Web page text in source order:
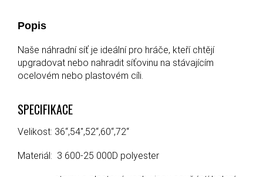
Popis
Naše náhradní síť je ideální pro hráče, kteří chtějí
upgradovat nebo nahradit síťovinu na stávajícím
ocelovém nebo plastovém cíli.
SPECIFIKACE
Velikost: 36“,54",52“,60“,72“
Materiál: 3 600-25 000D polyester